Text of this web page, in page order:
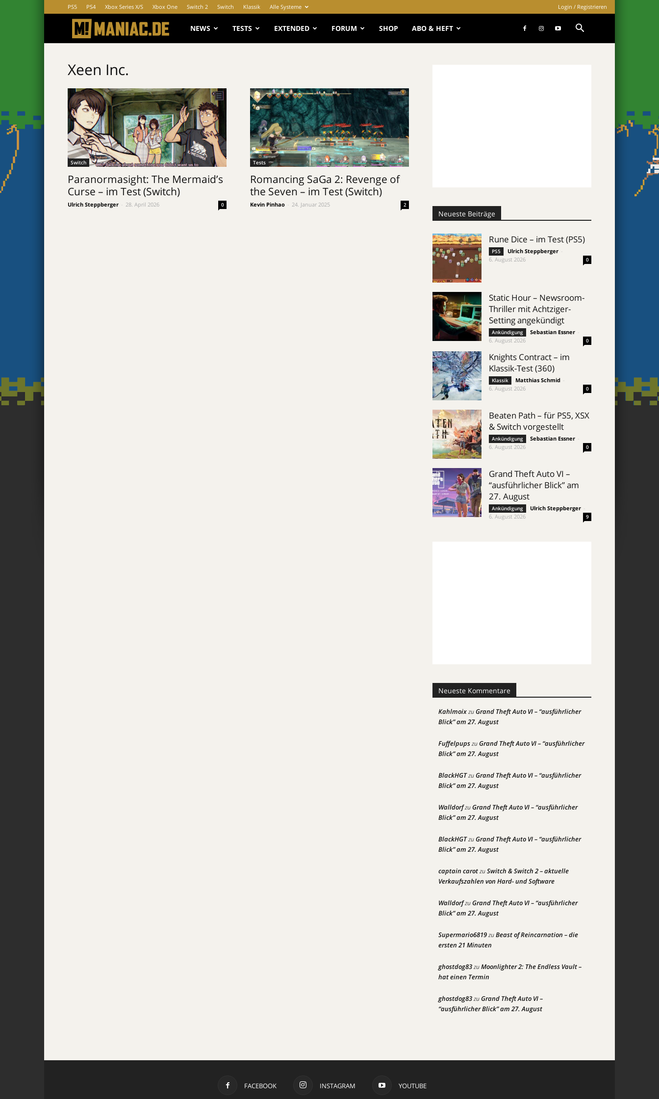
PS5 PS4 Xbox Series X/S Xbox One Switch 2 Switch Klassik Alle Systeme Login / Registrieren
MANIAC.de
NEWS TESTS EXTENDED FORUM SHOP ABO & HEFT
Xeen Inc.
Switch
Paranormasight: The Mermaid’s
Curse – im Test (Switch)
Ulrich Steppberger 28. April 2026 0
Tests
Romancing SaGa 2: Revenge of
the Seven – im Test (Switch)
Kevin Pinhao 24. Januar 2025 2
Neueste Beiträge
Rune Dice – im Test (PS5)
PS5 Ulrich Steppberger
6. August 2026
0
Static Hour – Newsroom-
Thriller mit Achtziger-
Setting angekündigt
Ankündigung Sebastian Essner
6. August 2026
0
Knights Contract – im
Klassik-Test (360)
Klassik Matthias Schmid
6. August 2026
0
Beaten Path – für PS5, XSX
& Switch vorgestellt
Ankündigung Sebastian Essner
6. August 2026
0
Grand Theft Auto VI –
“ausführlicher Blick” am
27. August
Ankündigung Ulrich Steppberger
6. August 2026
9
Neueste Kommentare
KahlmoixzuGrand Theft Auto VI – “ausführlicher
Blick” am 27. August
FuffelpupszuGrand Theft Auto VI – “ausführlicher
Blick” am 27. August
BlackHGTzuGrand Theft Auto VI – “ausführlicher
Blick” am 27. August
WalldorfzuGrand Theft Auto VI – “ausführlicher
Blick” am 27. August
BlackHGTzuGrand Theft Auto VI – “ausführlicher
Blick” am 27. August
captain carotzuSwitch & Switch 2 – aktuelle
Verkaufszahlen von Hard- und Software
WalldorfzuGrand Theft Auto VI – “ausführlicher
Blick” am 27. August
Supermario6819zuBeast of Reincarnation – die
ersten 21 Minuten
ghostdog83zuMoonlighter 2: The Endless Vault –
hat einen Termin
ghostdog83zuGrand Theft Auto VI –
“ausführlicher Blick” am 27. August
FACEBOOK INSTAGRAM YOUTUBE